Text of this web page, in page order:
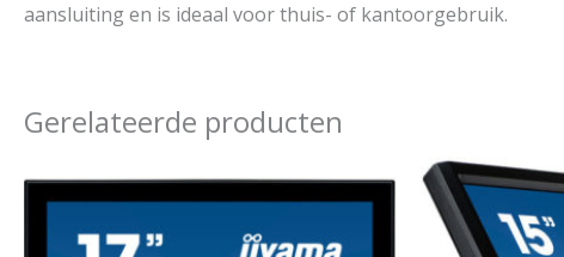
aansluiting en is ideaal voor thuis- of kantoorgebruik.
Gerelateerde producten